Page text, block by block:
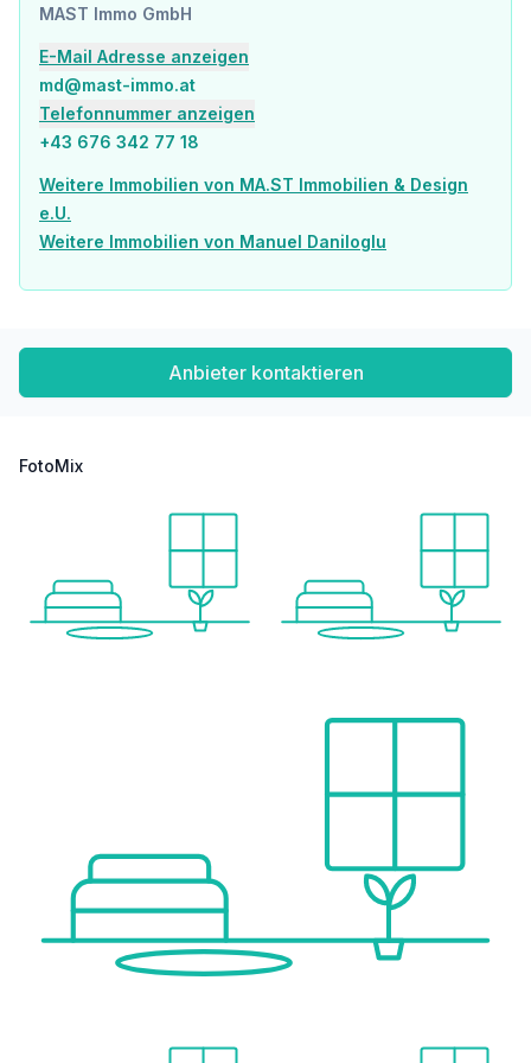
Einkaufszentrum <1.500m
Sonstige
Geldautomat <500m
Bank <500m
Post <500m
Polizei <1.000m
Verkehr
Bus <500m
U-Bahn <500m
Bahnhof <500m
Angaben Entfernung Luftlinie / Quelle: OpenStreetMap
MAST Immo GmbH
E-Mail Adresse anzeigen
md@mast-immo.at
Telefonnummer anzeigen
+43 676 342 77 18
Weitere Immobilien von MA.ST Immobilien & Design
e.U.
Weitere Immobilien von Manuel Daniloglu
Anbieter kontaktieren
FotoMix